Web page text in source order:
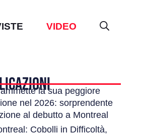
VIDEO
la sua peggiore
nel 2026: sorprendente
al debutto a Montreal
Cobolli in Difficoltà,